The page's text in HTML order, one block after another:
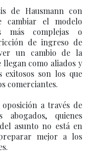
de Hausmann con
cambiar el modelo
más complejas o
de ingreso de
un cambio de la
como aliados y
exitosos son los que
comerciantes.
a través de
quienes
asunto no está en
mejor a los